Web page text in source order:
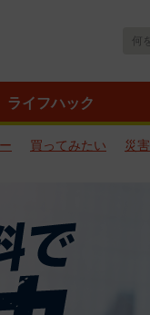
ライフハック
買ってみたい 災害